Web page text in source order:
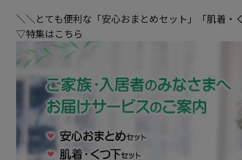
＼＼とても便利な「安心おまとめセット」「肌着・
▽特集はこちら